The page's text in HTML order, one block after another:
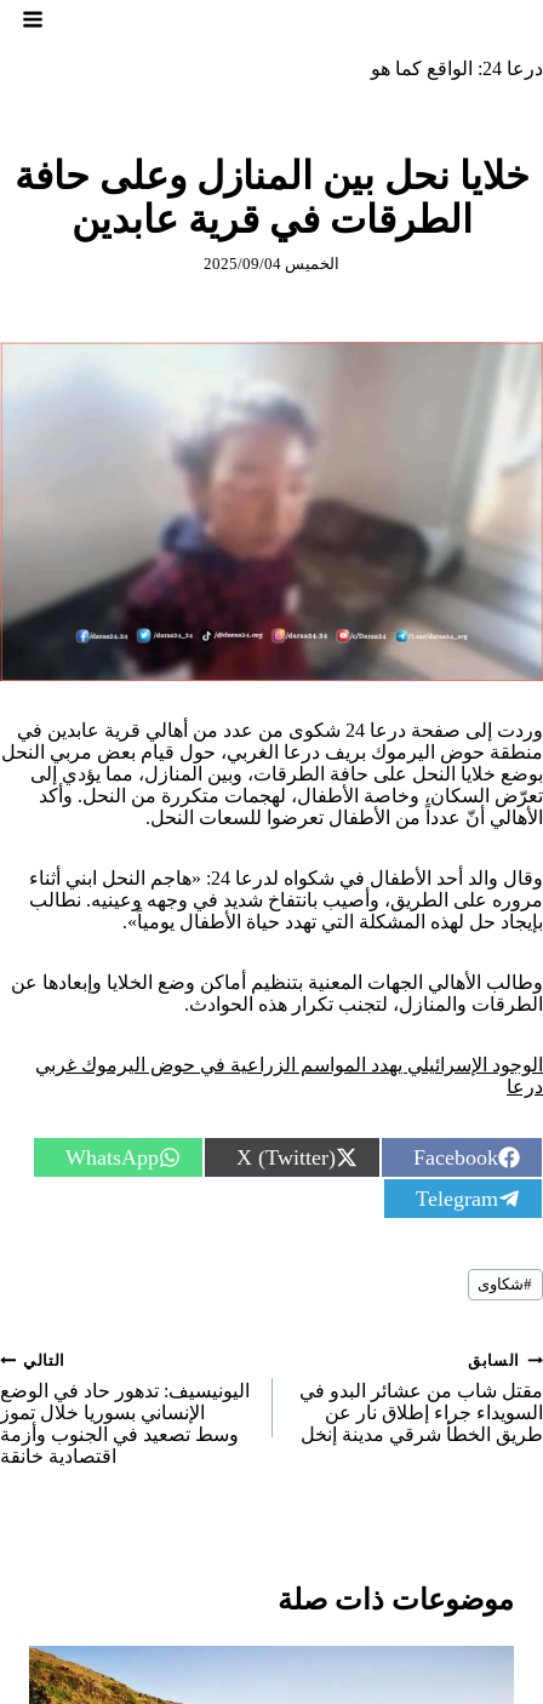
درعا 24: الواقع كما هو
خلايا نحل بين المنازل وعلى حافة
الطرقات في قرية عابدين
الخميس 2025/09/04
وردت إلى صفحة درعا 24 شكوى من عدد من أهالي قرية عابدين في
منطقة حوض اليرموك بريف درعا الغربي، حول قيام بعض مربي النحل
بوضع خلايا النحل على حافة الطرقات، وبين المنازل، مما يؤدي إلى
تعرّض السكان، وخاصة الأطفال، لهجمات متكررة من النحل. وأكد
الأهالي أنّ عدداً من الأطفال تعرضوا للسعات النحل.
وقال والد أحد الأطفال في شكواه لدرعا 24: «هاجم النحل ابني أثناء
مروره على الطريق، وأصيب بانتفاخ شديد في وجهه وعينيه. نطالب
بإيجاد حل لهذه المشكلة التي تهدد حياة الأطفال يومياً».
وطالب الأهالي الجهات المعنية بتنظيم أماكن وضع الخلايا وإبعادها عن
الطرقات والمنازل، لتجنب تكرار هذه الحوادث.
الوجود الإسرائيلي يهدد المواسم الزراعية في حوض اليرموك غربي
درعا
S
h
a
r
o
n
Facebook
S
h
X (Twitter)
S
h
WhatsApp
S
h
r
e
o
Telegram
وسوم
المقال:
#شكاوى
تصفّح
المقالات
السابق
مقتل شاب من عشائر البدو في
السويداء جراء إطلاق نار عن
طريق الخطأ شرقي مدينة إنخل
التالي
اليونيسيف: تدهور حاد في الوضع
الإنساني بسوريا خلال تموز
وسط تصعيد في الجنوب وأزمة
اقتصادية خانقة
موضوعات ذات صلة